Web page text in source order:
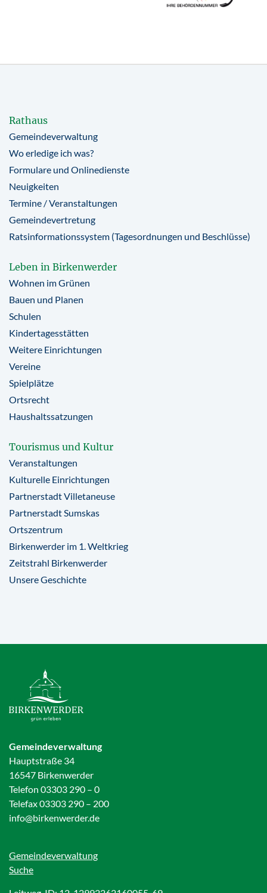
Rathaus
Gemeindeverwaltung
Wo erledige ich was?
Formulare und Onlinedienste
Neuigkeiten
Termine / Veranstaltungen
Gemeindevertretung
Ratsinformationssystem (Tagesordnungen und Beschlüsse)
Leben in Birkenwerder
Wohnen im Grünen
Bauen und Planen
Schulen
Kindertagesstätten
Weitere Einrichtungen
Vereine
Spielplätze
Ortsrecht
Haushaltssatzungen
Tourismus und Kultur
Veranstaltungen
Kulturelle Einrichtungen
Partnerstadt Villetaneuse
Partnerstadt Sumskas
Ortszentrum
Birkenwerder im 1. Weltkrieg
Zeitstrahl Birkenwerder
Unsere Geschichte
Gemeindeverwaltung
Hauptstraße 34
16547 Birkenwerder
Telefon 03303 290 – 0
Telefax 03303 290 – 200
info@birkenwerder.de
Gemeindeverwaltung
Suche